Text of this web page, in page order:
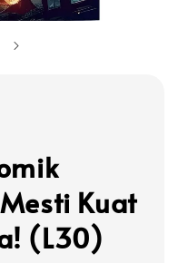
Kuat
(L30)